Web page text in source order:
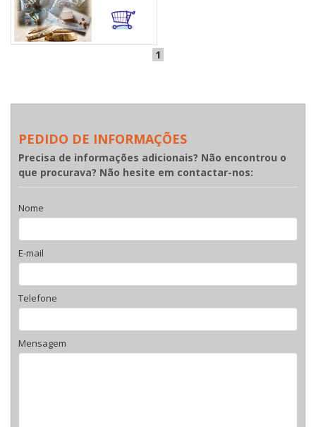
1
PEDIDO DE INFORMAÇÕES
Precisa de informações adicionais? Não encontrou o
que procurava? Não hesite em contactar-nos:
Nome
E-mail
Telefone
Mensagem